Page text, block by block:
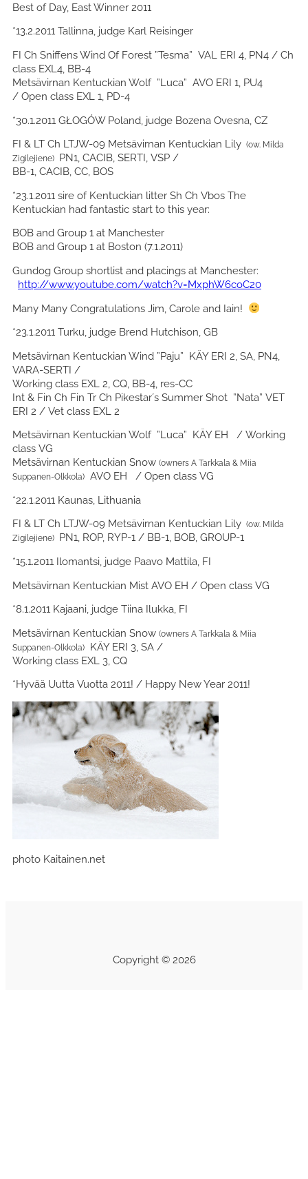
Best of Day, East Winner 2011
*13.2.2011 Tallinna, judge Karl Reisinger
FI Ch Sniffens Wind Of Forest ”Tesma” VAL ERI 4, PN4 / Ch
class EXL4, BB-4
Metsävirnan Kentuckian Wolf ”Luca” AVO ERI 1, PU4
/ Open class EXL 1, PD-4
*30.1.2011 GŁOGÓW Poland, judge Bozena Ovesna, CZ
FI & LT Ch LTJW-09 Metsävirnan Kentuckian Lily (ow. Milda
Zigilejiene) PN1, CACIB, SERTI, VSP /
BB-1, CACIB, CC, BOS
*23.1.2011 sire of Kentuckian litter Sh Ch Vbos The
Kentuckian had fantastic start to this year:
BOB and Group 1 at Manchester
BOB and Group 1 at Boston (7.1.2011)
Gundog Group shortlist and placings at Manchester:
http://www.youtube.com/watch?v=MxphW6coC20
Many Many Congratulations Jim, Carole and Iain!
*23.1.2011 Turku, judge Brend Hutchison, GB
Metsävirnan Kentuckian Wind ”Paju” KÄY ERI 2, SA, PN4,
VARA-SERTI /
Working class EXL 2, CQ, BB-4, res-CC
Int & Fin Ch Fin Tr Ch Pikestar´s Summer Shot ”Nata” VET
ERI 2 / Vet class EXL 2
Metsävirnan Kentuckian Wolf ”Luca” KÄY EH / Working
class VG
Metsävirnan Kentuckian Snow (owners A Tarkkala & Miia
Suppanen-Olkkola) AVO EH / Open class VG
*22.1.2011 Kaunas, Lithuania
FI & LT Ch LTJW-09 Metsävirnan Kentuckian Lily (ow. Milda
Zigilejiene) PN1, ROP, RYP-1 / BB-1, BOB, GROUP-1
*15.1.2011 Ilomantsi, judge Paavo Mattila, FI
Metsävirnan Kentuckian Mist AVO EH / Open class VG
*8.1.2011 Kajaani, judge Tiina Ilukka, FI
Metsävirnan Kentuckian Snow (owners A Tarkkala & Miia
Suppanen-Olkkola)
KÄY ERI 3, SA /
Working class EXL 3, CQ
*Hyvää Uutta Vuotta 2011! / Happy New Year 2011!
photo Kaitainen.net
Copyright © 2026